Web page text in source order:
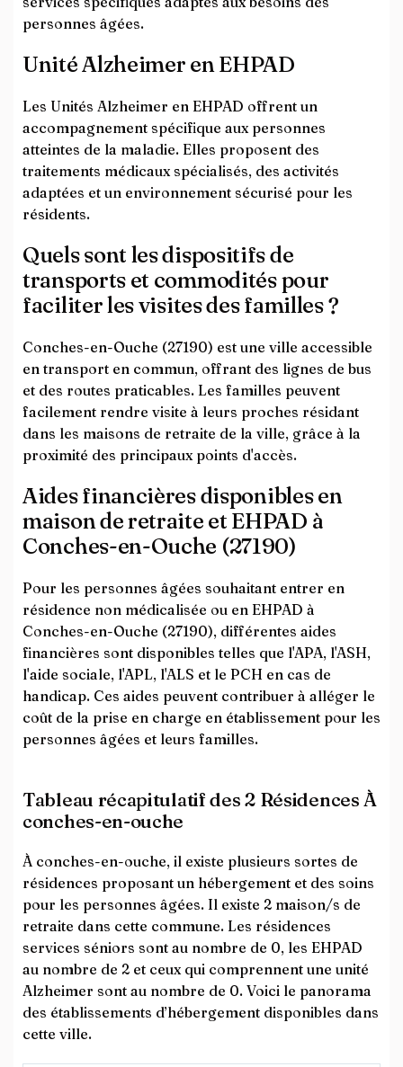
personnes âgées.
Unité Alzheimer en EHPAD
Les Unités Alzheimer en EHPAD offrent un
accompagnement spécifique aux personnes
atteintes de la maladie. Elles proposent des
traitements médicaux spécialisés, des activités
adaptées et un environnement sécurisé pour les
résidents.
Quels sont les dispositifs de
transports et commodités pour
faciliter les visites des familles ?
Conches-en-Ouche (27190) est une ville accessible
en transport en commun, offrant des lignes de bus
et des routes praticables. Les familles peuvent
facilement rendre visite à leurs proches résidant
dans les maisons de retraite de la ville, grâce à la
proximité des principaux points d'accès.
Aides financières disponibles en
maison de retraite et EHPAD à
Conches-en-Ouche (27190)
Pour les personnes âgées souhaitant entrer en
résidence non médicalisée ou en EHPAD à
Conches-en-Ouche (27190), différentes aides
financières sont disponibles telles que l'APA, l'ASH,
l'aide sociale, l'APL, l'ALS et le PCH en cas de
handicap. Ces aides peuvent contribuer à alléger le
coût de la prise en charge en établissement pour les
personnes âgées et leurs familles.
Tableau récapitulatif des 2 Résidences À
conches-en-ouche
À conches-en-ouche, il existe plusieurs sortes de
résidences proposant un hébergement et des soins
pour les personnes âgées. Il existe 2 maison/s de
retraite dans cette commune. Les résidences
services séniors sont au nombre de 0, les EHPAD
au nombre de 2 et ceux qui comprennent une unité
Alzheimer sont au nombre de 0. Voici le panorama
des établissements d’hébergement disponibles dans
cette ville.